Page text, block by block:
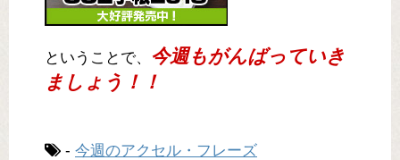
ということで、
今週もがんばっていき
ましょう！！
- 今週のアクセル・フレーズ